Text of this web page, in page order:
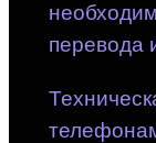
перевода